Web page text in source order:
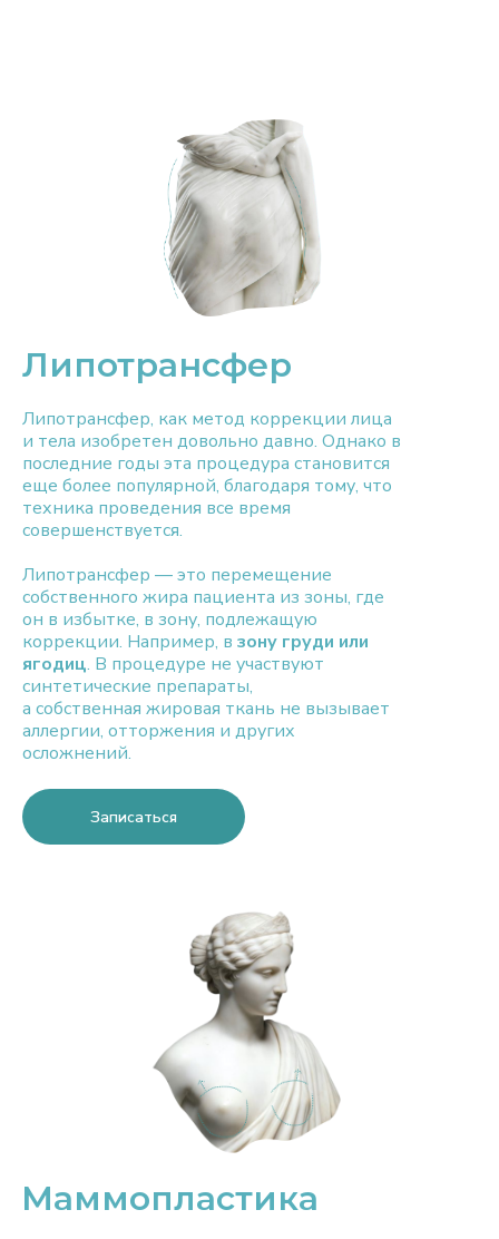
Липотрансфер
Липотрансфер, как метод коррекции лица
и тела изобретен довольно давно. Однако в
последние годы эта процедура становится
еще более популярной, благодаря тому, что
техника проведения все время
совершенствуется.
Липотрансфер — это перемещение
собственного жира пациента из зоны, где
он в избытке, в зону, подлежащую
коррекции. Например, в зону груди или
ягодиц. В процедуре не участвуют
синтетические препараты,
а собственная жировая ткань не вызывает
аллергии, отторжения и других
осложнений.
Записаться
Маммопластика